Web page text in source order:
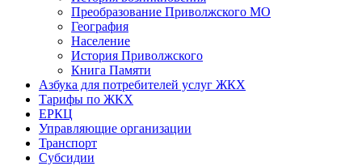
Преобразование Приволжского МО
География
Население
История Приволжского
Книга Памяти
Азбука для потребителей услуг ЖКХ
Тарифы по ЖКХ
ЕРКЦ
Управляющие организации
Транспорт
Субсидии